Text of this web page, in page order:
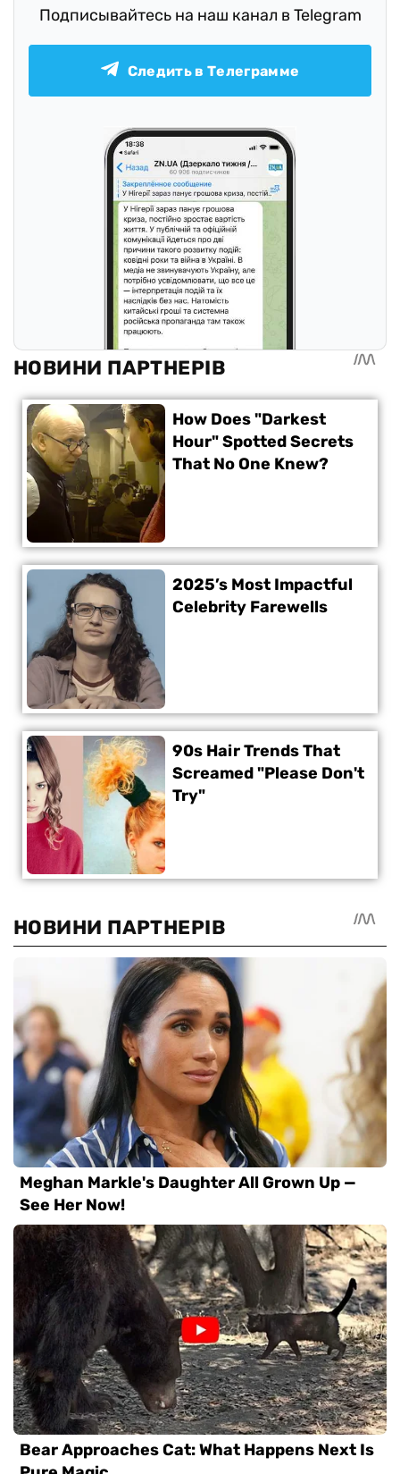
Подписывайтесь на наш канал в Telegram
Следить в Телеграмме